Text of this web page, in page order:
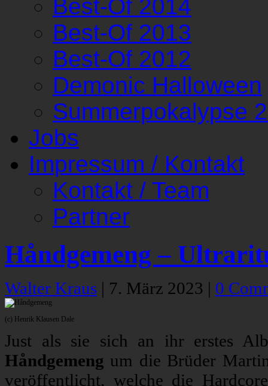
Best-Of 2014
Best-Of 2013
Best-Of 2012
Demonic Halloween
Summerpokalypse
Jobs
Impressum / Kontakt
Kontakt / Team
Partner
Håndgemeng –
Walter Kraus | 7. März 2023 | 0
(c) Henrik Klausen Dale
Just als sie sich an ihr erstes
Håndgemeng um die Brüder
veröffentlicht, welche die